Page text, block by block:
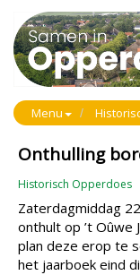
Menu
Onthulling
Historisch Opperdoes
Zaterdagmiddag
onthult op ’t Oûwe
plan deze erop te
het jaarboek eind